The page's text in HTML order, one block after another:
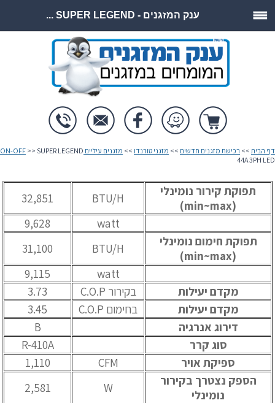
ענק המזגנים - SUPER LEGEND ...
דף הבית >> רכישת מזגנים חדשים >> מזגני טורנדו >> מזגנים עיליים ON-OFF >> SUPER LEGEND
44A 3PH LED
תפוקת קירור נומינלי
(min~max)
BTU/H
32,851
watt
9,628
תפוקת חימום נומינלי
(min~max)
BTU/H
31,100
watt
9,115
מקדם יעילות
בקירור C.O.P
3.73
מקדם יעילות
בחימום C.O.P
3.45
דירוג אנרגיה
B
סוג קרר
R-410A
ספיקת אויר
CFM
1,110
הספק נצטרך בקירור
נומינלי
W
2,581